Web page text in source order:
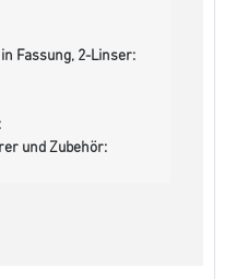
Fassung, 2-Linser:
und Zubehör: